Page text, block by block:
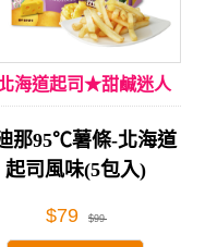
海道起司★甜鹹迷人
那95℃薯條-北海道
起司風味(5包入)
$79 $99